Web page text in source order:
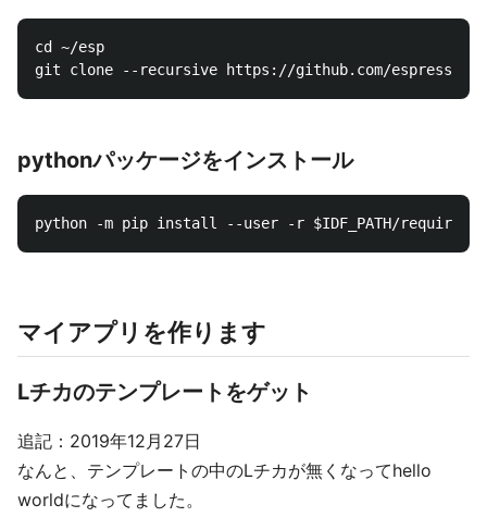
cd ~/esp
pythonパッケージをインストール
マイアプリを作ります
Lチカのテンプレートをゲット
追記：2019年12月27日
なんと、テンプレートの中のLチカが無くなってhello
worldになってました。